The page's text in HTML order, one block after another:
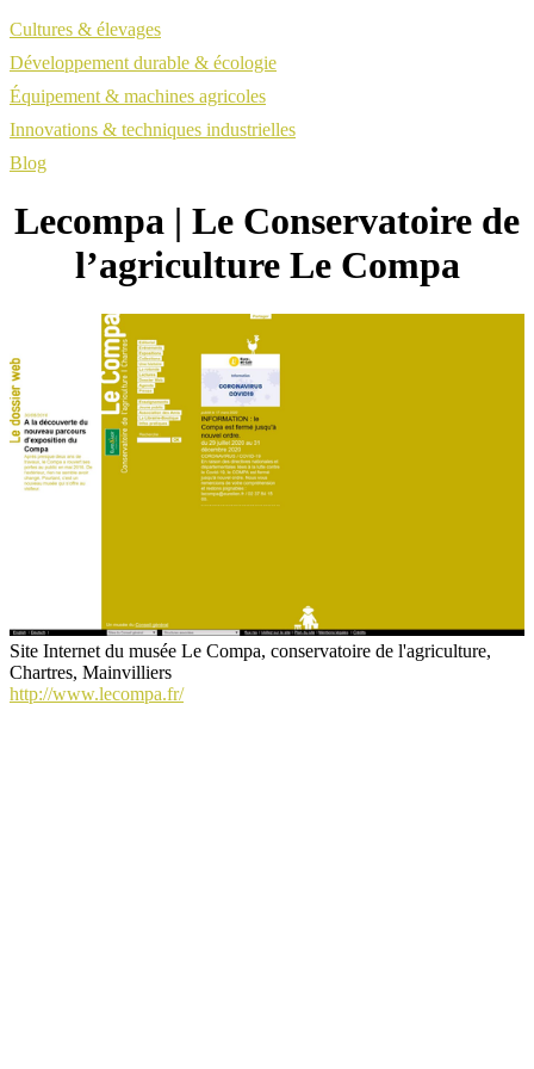
Cultures & élevages
Développement durable & écologie
Équipement & machines agricoles
Innovations & techniques industrielles
Blog
Lecompa | Le Con­ser­vatoi­re de
l’agriculture Le Compa
Site Internet du musée Le Compa, conservatoire de l'agriculture,
Chartres, Mainvilliers
http://www.lecompa.fr/